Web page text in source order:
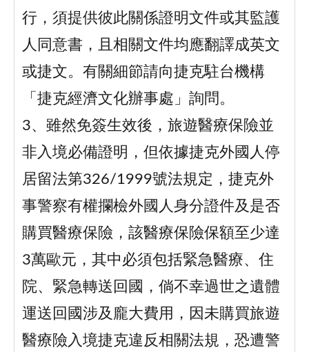
行，須提供彼此關係證明文件或其監護
人同意書，且相關文件均應翻譯成英文
或捷文。有關細節請向捷克駐台機構
「捷克經濟文化辦事處」詢問。
3、雖然免簽生效後，旅遊醫療保險並
非入境必備證明，但依據捷克外國人停
居留法第326/1999號法規定，捷克外
事警察有權攔檢外國人身分證件及是否
購買醫療保險，該醫療保險保額至少達
3萬歐元，其中必須包括緊急醫療、住
院、緊急轉送回國，倘不幸過世之遺體
運送回國涉及龐大費用，因未購買旅遊
醫療險入境捷克違反相關法規，恐遭警